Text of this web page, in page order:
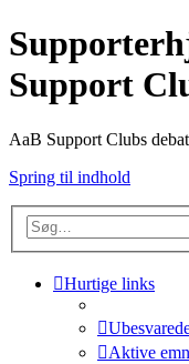
Support
AaB Support Clubs
Spring til indhold
Hurtige links
Aktive